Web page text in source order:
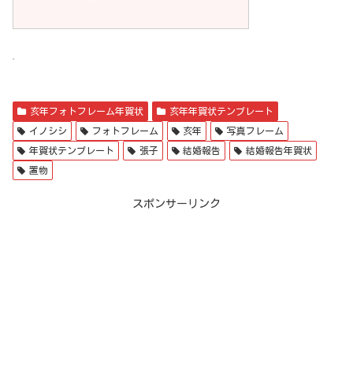
亥年フォトフレーム年賀状 亥年年賀状テンプレート
イノシシ フォトフレーム 亥年 写真フレーム
年賀状テンプレート 張子 結婚報告 結婚報告年賀状
置物
スポンサーリンク